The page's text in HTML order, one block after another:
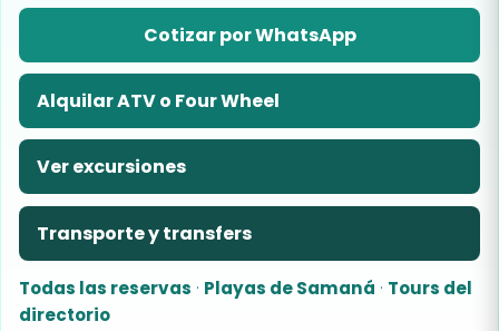
Cotizar por WhatsApp
Alquilar ATV o Four Wheel
Ver excursiones
Transporte y transfers
Todas las reservas · Playas de Samaná · Tours del
directorio